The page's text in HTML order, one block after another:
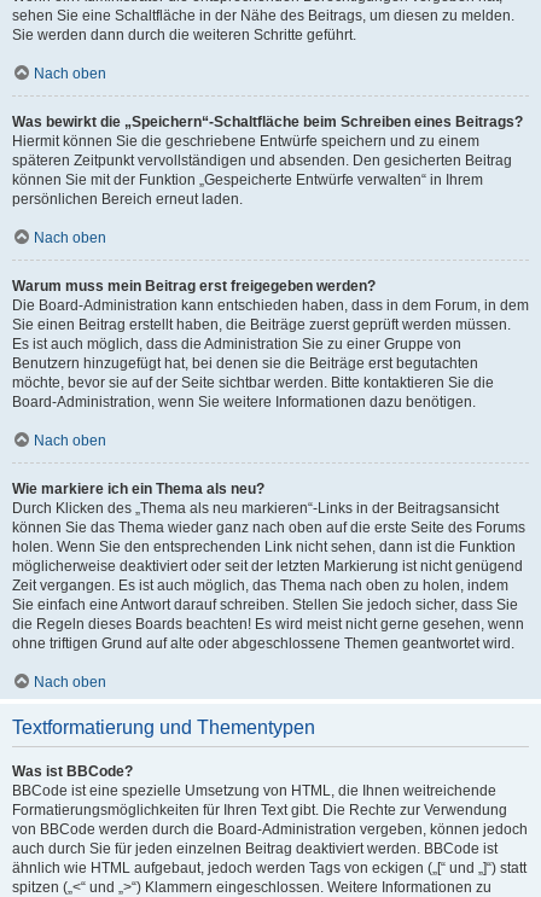
sehen Sie eine Schaltfläche in der Nähe des Beitrags, um diesen zu melden.
Sie werden dann durch die weiteren Schritte geführt.
Nach oben
Was bewirkt die „Speichern“-Schaltfläche beim Schreiben eines Beitrags?
Hiermit können Sie die geschriebene Entwürfe speichern und zu einem
späteren Zeitpunkt vervollständigen und absenden. Den gesicherten Beitrag
können Sie mit der Funktion „Gespeicherte Entwürfe verwalten“ in Ihrem
persönlichen Bereich erneut laden.
Nach oben
Warum muss mein Beitrag erst freigegeben werden?
Die Board-Administration kann entschieden haben, dass in dem Forum, in dem
Sie einen Beitrag erstellt haben, die Beiträge zuerst geprüft werden müssen.
Es ist auch möglich, dass die Administration Sie zu einer Gruppe von
Benutzern hinzugefügt hat, bei denen sie die Beiträge erst begutachten
möchte, bevor sie auf der Seite sichtbar werden. Bitte kontaktieren Sie die
Board-Administration, wenn Sie weitere Informationen dazu benötigen.
Nach oben
Wie markiere ich ein Thema als neu?
Durch Klicken des „Thema als neu markieren“-Links in der Beitragsansicht
können Sie das Thema wieder ganz nach oben auf die erste Seite des Forums
holen. Wenn Sie den entsprechenden Link nicht sehen, dann ist die Funktion
möglicherweise deaktiviert oder seit der letzten Markierung ist nicht genügend
Zeit vergangen. Es ist auch möglich, das Thema nach oben zu holen, indem
Sie einfach eine Antwort darauf schreiben. Stellen Sie jedoch sicher, dass Sie
die Regeln dieses Boards beachten! Es wird meist nicht gerne gesehen, wenn
ohne triftigen Grund auf alte oder abgeschlossene Themen geantwortet wird.
Nach oben
Textformatierung und Thementypen
Was ist BBCode?
BBCode ist eine spezielle Umsetzung von HTML, die Ihnen weitreichende
Formatierungsmöglichkeiten für Ihren Text gibt. Die Rechte zur Verwendung
von BBCode werden durch die Board-Administration vergeben, können jedoch
auch durch Sie für jeden einzelnen Beitrag deaktiviert werden. BBCode ist
ähnlich wie HTML aufgebaut, jedoch werden Tags von eckigen („[“ und „]“) statt
spitzen („<“ und „>“) Klammern eingeschlossen. Weitere Informationen zu